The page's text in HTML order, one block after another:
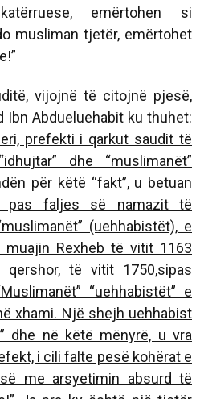
emërtohen si
musliman tjetër, emërtohet
vijojnë të citojnë pjesë,
Ibn Abdueluehabit ku thuhet:
prefekti i qarkut saudit të
dhe “muslimanët”
për këtë “fakt”, u betuan
pas faljes së namazit të
(uehhabistët), e
Rexheb të vitit 1163
të vitit 1750,sipas
“uehhabistët” e
xhami. Një shejh uehhabist
dhe në këtë mënyrë, u vra
i cili falte pesë kohërat e
me arsyetimin absurd të